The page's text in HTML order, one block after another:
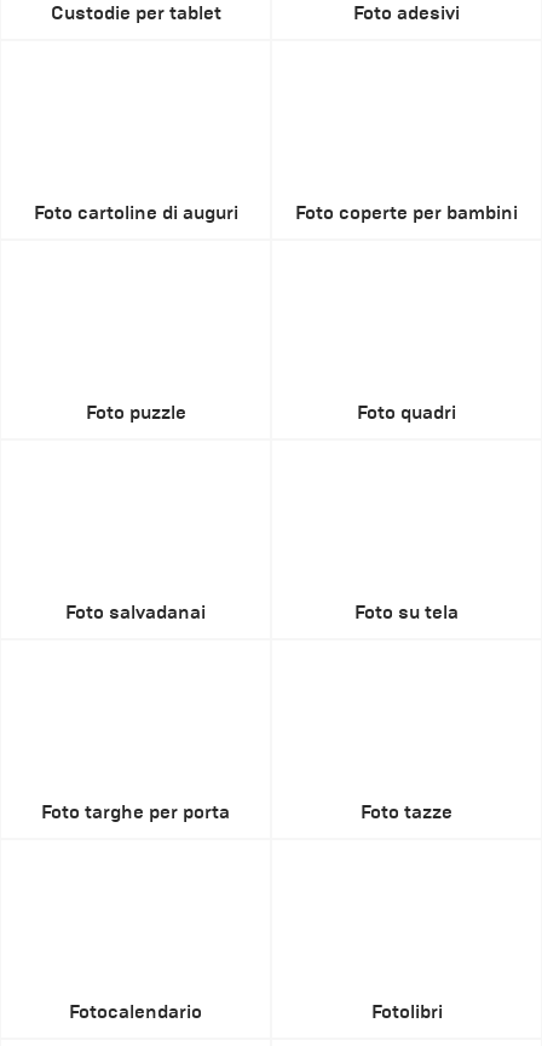
Custodie per tablet Foto adesivi
Foto cartoline di auguri Foto coperte per bambini
Foto puzzle Foto quadri
Foto salvadanai Foto su tela
Foto targhe per porta Foto tazze
Fotocalendario Fotolibri